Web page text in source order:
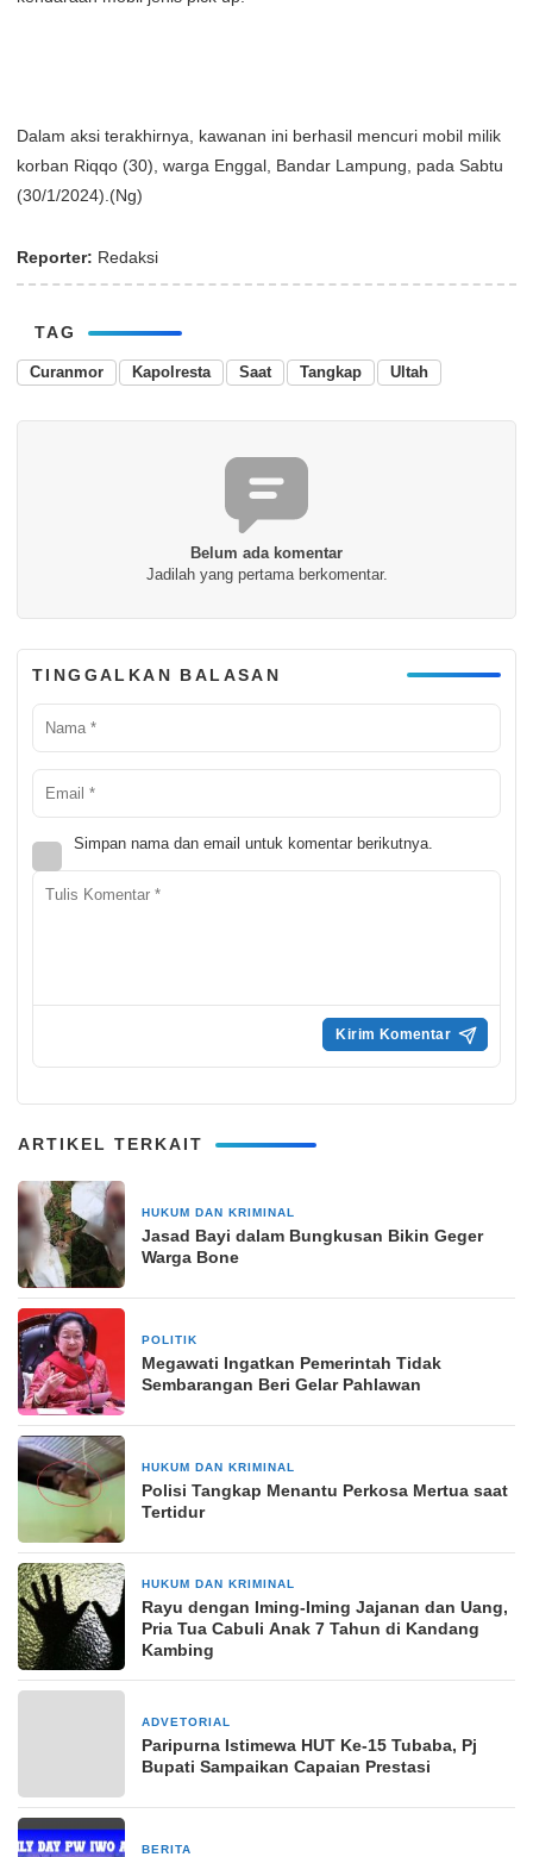
Dalam aksi terakhirnya, kawanan ini berhasil mencuri mobil milik
korban Riqqo (30), warga Enggal, Bandar Lampung, pada Sabtu
(30/1/2024).(Ng)
Reporter: Redaksi
TAG
Curanmor Kapolresta Saat Tangkap Ultah
Belum ada komentar
Jadilah yang pertama berkomentar.
TINGGALKAN BALASAN
Simpan nama dan email untuk komentar berikutnya.
ARTIKEL TERKAIT
HUKUM DAN KRIMINAL
Jasad Bayi dalam Bungkusan Bikin Geger
Warga Bone
POLITIK
Megawati Ingatkan Pemerintah Tidak
Sembarangan Beri Gelar Pahlawan
HUKUM DAN KRIMINAL
Polisi Tangkap Menantu Perkosa Mertua saat
Tertidur
HUKUM DAN KRIMINAL
Rayu dengan Iming-Iming Jajanan dan Uang,
Pria Tua Cabuli Anak 7 Tahun di Kandang
Kambing
ADVETORIAL
Paripurna Istimewa HUT Ke-15 Tubaba, Pj
Bupati Sampaikan Capaian Prestasi
BERITA